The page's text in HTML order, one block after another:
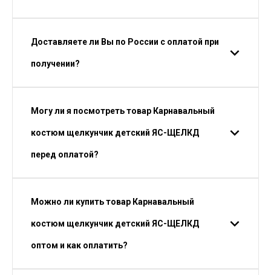
Доставляете ли Вы по России с оплатой при
получении?
Могу ли я посмотреть товар Карнавальный
костюм щелкунчик детский ЯС-ЩЕЛКД
перед оплатой?
Можно ли купить товар Карнавальный
костюм щелкунчик детский ЯС-ЩЕЛКД
оптом и как оплатить?